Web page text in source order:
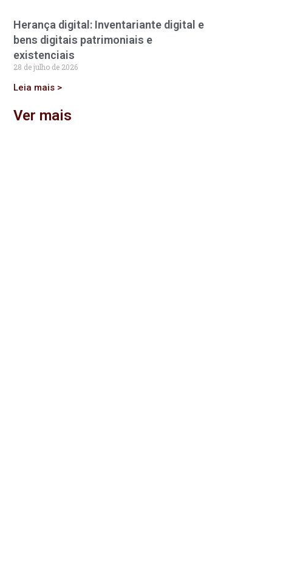
Herança digital: Inventariante digital e
bens digitais patrimoniais e
existenciais
28 de julho de 2026
Leia mais >
Ver mais